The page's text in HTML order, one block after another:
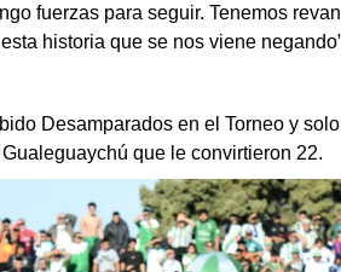
fuerzas para seguir. Tenemos
historia que se nos viene
Desamparados en el Torneo y
que le convirtieron 22.